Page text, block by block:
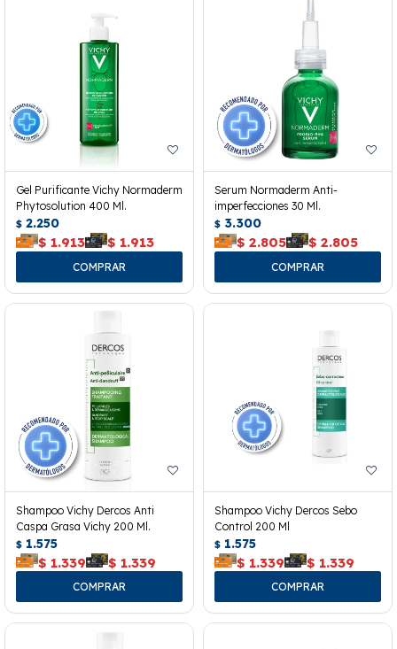
Gel Purificante Vichy Normaderm
Phytosolution 400 Ml.
$ 2.250
$ 1.913 $ 1.913
Serum Normaderm Anti-
imperfecciones 30 Ml.
$ 3.300
$ 2.805 $ 2.805
Shampoo Vichy Dercos Anti
Caspa Grasa Vichy 200 Ml.
$ 1.575
$ 1.339 $ 1.339
Shampoo Vichy Dercos Sebo
Control 200 Ml
$ 1.575
$ 1.339 $ 1.339